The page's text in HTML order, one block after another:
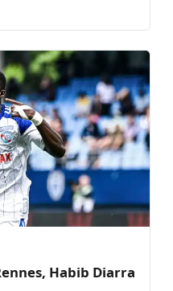
Habib Diarra